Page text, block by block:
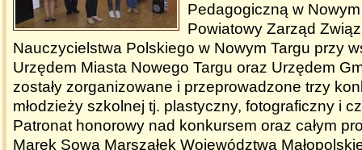
Pedagogiczną w
Powiatowy Zarząd
Nauczycielstwa Polskiego w Nowym Targu przy
Urzędem Miasta Nowego Targu oraz Urzędem
zostały zorganizowane i przeprowadzone trzy
młodzieży szkolnej tj. plastyczny, fotograficzny i
Patronat honorowy nad konkursem oraz całym
Marek Sowa Marszałek Województwa